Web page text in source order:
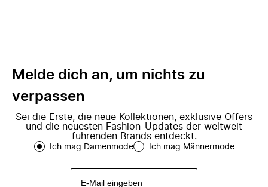
Melde dich an, um nichts zu
verpassen
Sei die Erste, die neue Kollektionen, exklusive Offers
und die neuesten Fashion-Updates der weltweit
führenden Brands entdeckt.
Ich mag Damenmode Ich mag Männermode